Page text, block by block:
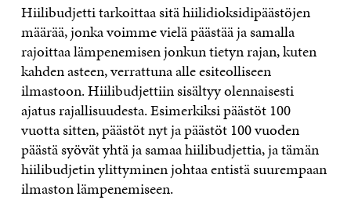
Hiilibudjetti tarkoittaa sitä hiilidioksidipäästöjen
määrää, jonka voimme vielä päästää ja samalla
rajoittaa lämpenemisen jonkun tietyn rajan, kuten
kahden asteen, verrattuna alle esiteolliseen
ilmastoon. Hiilibudjettiin sisältyy olennaisesti
ajatus rajallisuudesta. Esimerkiksi päästöt 100
vuotta sitten, päästöt nyt ja päästöt 100 vuoden
päästä syövät yhtä ja samaa hiilibudjettia, ja tämän
hiilibudjetin ylittyminen johtaa entistä suurempaan
ilmaston lämpenemiseen.